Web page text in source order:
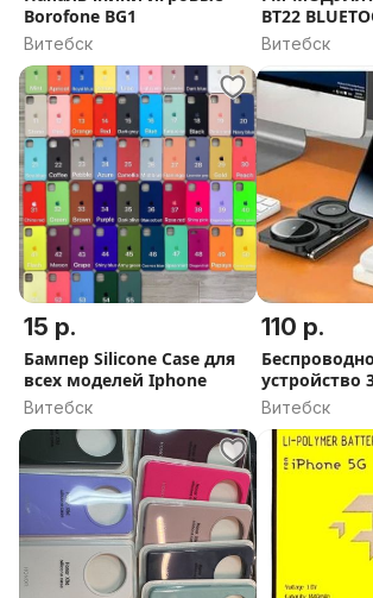
Borofone BG1
Витебск
BT22
5.0+зарядка
Витебск
15 р.
Бампер Silicone Case для
всех моделей Iphone
Витебск
110 р.
устройство
CQ10
Витебск